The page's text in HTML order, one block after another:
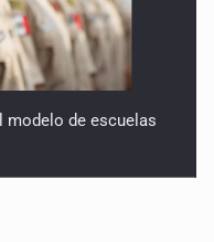
modelo de escuelas